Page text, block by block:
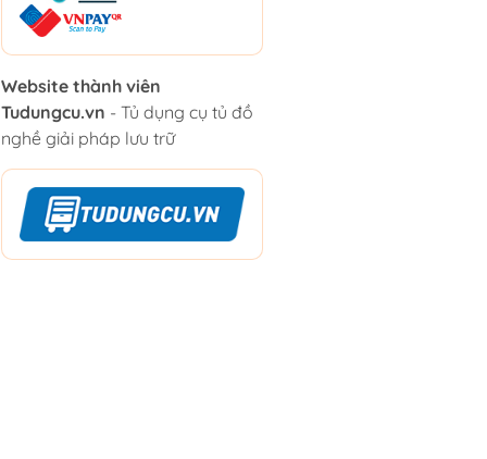
Website thành viên
Tudungcu.vn - Tủ dụng cụ tủ đồ
nghề giải pháp lưu trữ